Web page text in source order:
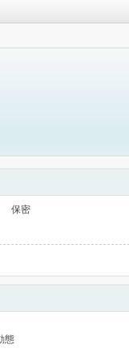
保密
態